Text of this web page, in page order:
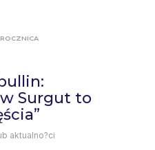
ROCZNICA
Surgut to
aktualno?ci